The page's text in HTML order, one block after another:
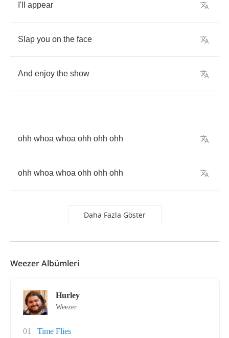
I'll appear
Slap you on the face
And enjoy the show
ohh whoa whoa ohh ohh ohh
ohh whoa whoa ohh ohh ohh
Daha Fazla Göster
Weezer Albümleri
Hurley
Weezer
01
Time Flies